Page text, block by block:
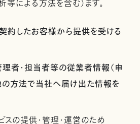
等による方法を含む）ます。
約したお客様から提供を受ける
者・担当者等の従業者情報（申
方法で当社へ届け出た情報を
スの提供・管理・運営のため